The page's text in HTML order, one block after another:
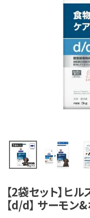
【2袋セット】ヒ
【d/d】 サーモ